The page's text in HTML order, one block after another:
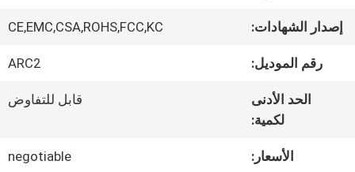
عرض
الواقع
الافتراضي
إصدار الشهادات: CE,EMC,CSA,ROHS,FCC,KC
رقم الموديل: ARC2
الحد الأدنى
لكمية:
قابل للتفاوض
الأسعار: negotiable